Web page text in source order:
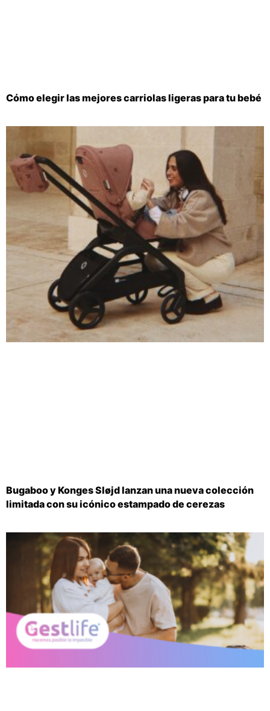
Cómo elegir las mejores carriolas ligeras para tu bebé
Bugaboo y Konges Sløjd lanzan una nueva colección
limitada con su icónico estampado de cerezas